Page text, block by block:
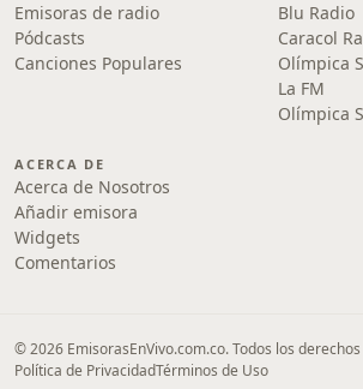
Emisoras de radio
Pódcasts
Canciones Populares
Blu Radio
Caracol
Olímpica
La FM
Olímpica
ACERCA DE
Acerca de Nosotros
Añadir emisora
Widgets
Comentarios
© 2026 EmisorasEnVivo.com.co. Todos los
Política de PrivacidadTérminos de Uso